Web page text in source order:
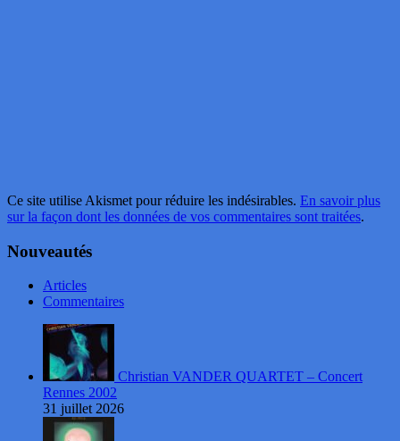
Ce site utilise Akismet pour réduire les indésirables. En savoir plus
sur la façon dont les données de vos commentaires sont traitées.
Nouveautés
Articles
Commentaires
Christian VANDER QUARTET – Concert
Rennes 2002
31 juillet 2026